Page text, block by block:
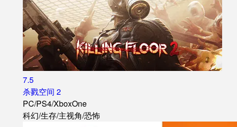
7.5
杀戮空间 2
PC/PS4/XboxOne
科幻/生存/主视角/恐怖